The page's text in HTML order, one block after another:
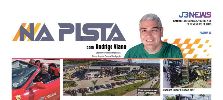
Copyright
2024
Desenvolvido
Hesea
Tecnologia